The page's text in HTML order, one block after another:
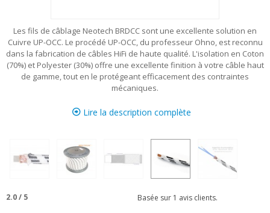
Les fils de câblage Neotech BRDCC sont une excellente solution en
Cuivre UP-OCC. Le procédé UP-OCC, du professeur Ohno, est reconnu
dans la fabrication de câbles HiFi de haute qualité. L'isolation en Coton
(70%) et Polyester (30%) offre une excellente finition à votre câble haut
de gamme, tout en le protégeant efficacement des contraintes
mécaniques.
Lire la description complète
2.0/ 5 Basée sur 1 avis clients.